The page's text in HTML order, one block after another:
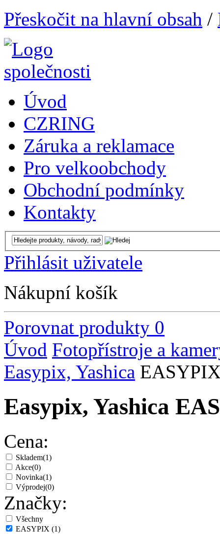
Přeskočit na hlavní obsah /
Úvod
CZRING
Záruka a reklamace
Pro velkoobchody
Obchodní podmínky
Kontakty
Přihlásit uživatele
Nákupní košík
Porovnat produkty 0
Úvod Fotopřístroje a
Easypix, Yashica
Easypix, Yashica
Cena:
Skladem(1)
Akce(0)
Novinka(1)
Výprodej(0)
Značky:
Všechny
EASYPIX (1)